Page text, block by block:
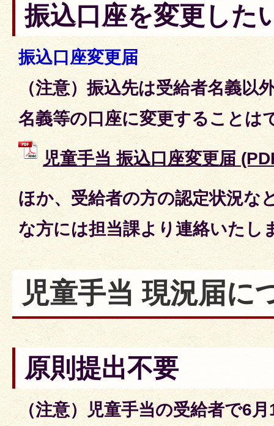
振込口座を変更した
振込口座変更届
（注意）振込先は受給者名義以
名義等の口座に変更することは
児童手当 振込口座変更届
ほか、受給者の方の認定状況な
な方には担当課より連絡いたし
児童手当 現況届に
原則提出不要
（注意）児童手当の受給者で6